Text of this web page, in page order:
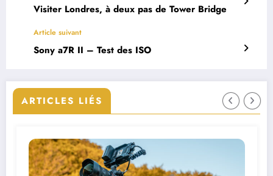
Visiter Londres, à deux pas de Tower Bridge
Article suivant
Sony a7R II – Test des ISO
ARTICLES LIÉS